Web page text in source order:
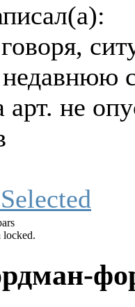
недавнюю
арт. не
locked.